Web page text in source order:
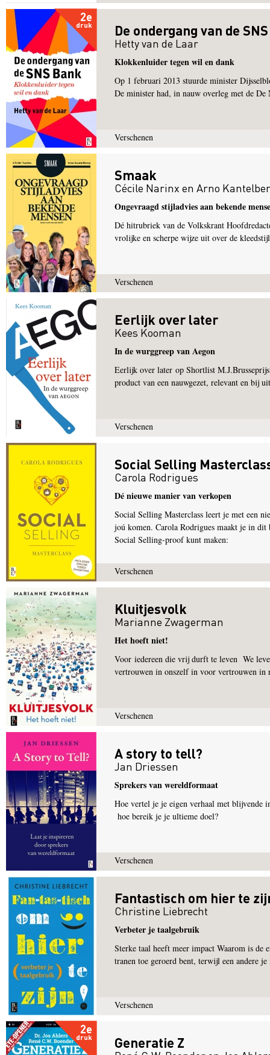
2e
druk De ondergang van de
Hetty van de Laar
Klokkenluider tegen wil en dank
Op 1 februari 2013 stuurde minister
De minister had, in nauw overleg met de De
Verschenen
Smaak
Cécile Narinx en Arno
Ongevraagd stijladvies aan bekende
Dé hitrubriek van de Volkskrant
vrolijke en scherpe wijze uit over de
Verschenen
Eerlijk over later
Kees Kooman
In de wurggreep van Aegon
Eerlijk over later op Shortlist
product van een nauwgezet, relevant en bij
Verschenen
Social Selling
Carola Rodrigues
Dé nieuwe manier van verkopen
Social Selling Masterclass leert je met een
joú komen. Carola Rodrigues maakt je in dit
Social Selling-proof kunt maken:
Verschenen
Kluitjesvolk
Marianne Zwagerman
Het hoeft niet!
Voor iedereen die vrij durft te leven We
vertrouwen in onszelf in voor vertrouwen in
Verschenen
A story to tell?
Jan Driessen
Sprekers van wereldformaat
Hoe vertel je je eigen verhaal met blijvende
hoe bereik je je ultieme doel?
Verschenen
Fantastisch om hier te
Christine Liebrecht
Verbeter je taalgebruik
Sterke taal heeft meer impact Waarom is de
tranen toe geroerd bent, terwijl een andere je
Verschenen
2e
druk Generatie Z